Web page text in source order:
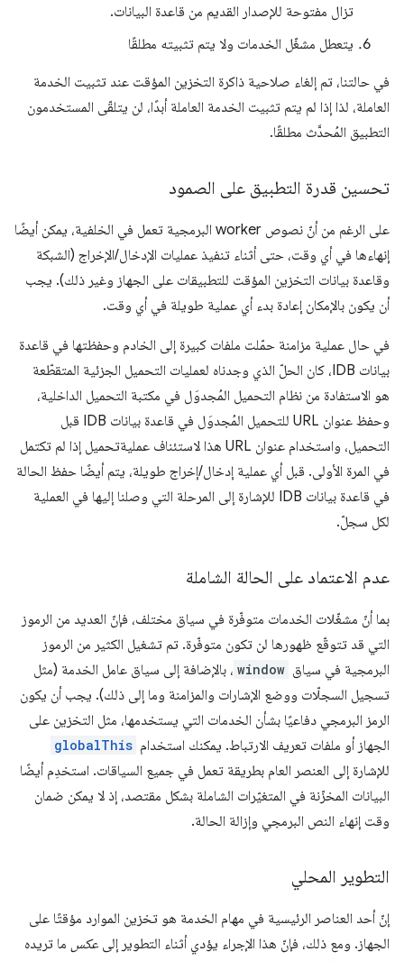
تزال مفتوحة للإصدار القديم من قاعدة البيانات.
يتعطل مشغّل الخدمات ولا يتم تثبيته مطلقًا
في حالتنا، تم إلغاء صلاحية ذاكرة التخزين المؤقت عند تثبيت الخدمة
العاملة، لذا إذا لم يتم تثبيت الخدمة العاملة أبدًا، لن يتلقّى المستخدمون
التطبيق المُحدَّث مطلقًا.
تحسين قدرة التطبيق على الصمود
على الرغم من أنّ نصوص worker البرمجية تعمل في الخلفية، يمكن أيضًا
إنهاءها في أي وقت، حتى أثناء تنفيذ عمليات الإدخال/الإخراج (الشبكة
وقاعدة بيانات التخزين المؤقت للتطبيقات على الجهاز وغير ذلك). يجب
أن يكون بالإمكان إعادة بدء أي عملية طويلة في أي وقت.
في حال عملية مزامنة حمّلت ملفات كبيرة إلى الخادم وحفظتها في قاعدة
بيانات IDB، كان الحلّ الذي وجدناه لعمليات التحميل الجزئية المتقطّعة
هو الاستفادة من نظام التحميل المُجدوَل في مكتبة التحميل الداخلية،
وحفظ عنوان URL للتحميل المُجدوَل في قاعدة بيانات IDB قبل
التحميل، واستخدام عنوان URL هذا لاستئناف عمليةتحميل إذا لم تكتمل
في المرة الأولى. قبل أي عملية إدخال/إخراج طويلة، يتم أيضًا حفظ الحالة
في قاعدة بيانات IDB للإشارة إلى المرحلة التي وصلنا إليها في العملية
لكل سجلّ.
عدم الاعتماد على الحالة الشاملة
بما أنّ مشغّلات الخدمات متوفّرة في سياق مختلف، فإنّ العديد من الرموز
التي قد تتوقّع ظهورها لن تكون متوفّرة. تم تشغيل الكثير من الرموز
البرمجية في سياق window ، بالإضافة إلى سياق عامل الخدمة (مثل
تسجيل السجلّات ووضع الإشارات والمزامنة وما إلى ذلك). يجب أن يكون
الرمز البرمجي دفاعيًا بشأن الخدمات التي يستخدمها، مثل التخزين على
الجهاز أو ملفات تعريف الارتباط. يمكنك استخدام globalThis
للإشارة إلى العنصر العام بطريقة تعمل في جميع السياقات. استخدِم أيضًا
البيانات المخزّنة في المتغيّرات الشاملة بشكل مقتصد، إذ لا يمكن ضمان
وقت إنهاء النص البرمجي وإزالة الحالة.
التطوير المحلي
إنّ أحد العناصر الرئيسية في مهام الخدمة هو تخزين الموارد مؤقتًا على
الجهاز. ومع ذلك، فإنّ هذا الإجراء يؤدي أثناء التطوير إلى عكس ما تريده